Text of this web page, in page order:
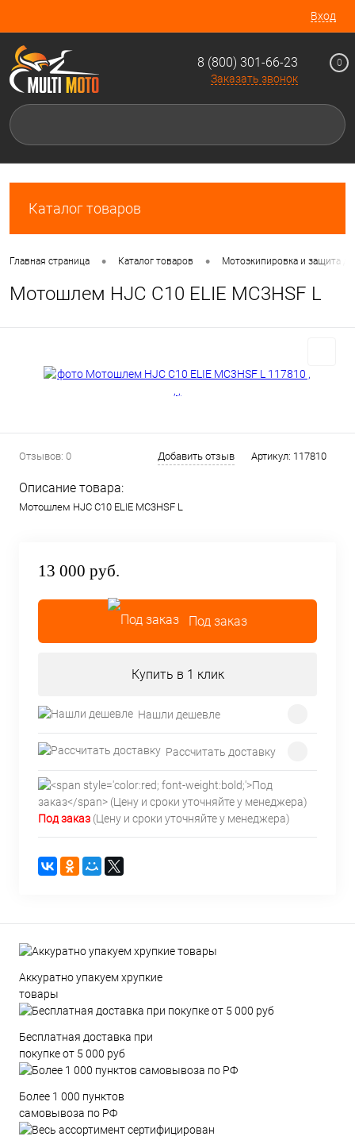
Вход
8 (800) 301-66-23
Заказать звонок
0
Каталог товаров
Главная страница • Каталог товаров • Мотоэкипировка и защита
Мотошлем HJC C10 ELIE MC3HSF L
Отзывов: 0 Добавить отзыв Артикул: 117810
Описание товара:
Мотошлем HJC C10 ELIE MC3HSF L
13 000 руб.
Под заказ
Купить в 1 клик
Нашли дешевле
Рассчитать доставку
Под заказ (Цену и сроки уточняйте у менеджера)
Аккуратно упакуем хрупкие
товары
Бесплатная доставка при
покупке от 5 000 руб
Более 1 000 пунктов
самовывоза по РФ